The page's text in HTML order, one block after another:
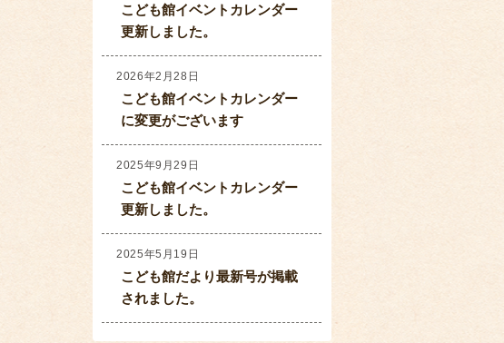
こども館イベントカレンダー
更新しました。
2026年2月28日
こども館イベントカレンダー
に変更がございます
2025年9月29日
こども館イベントカレンダー
更新しました。
2025年5月19日
こども館だより最新号が掲載
されました。